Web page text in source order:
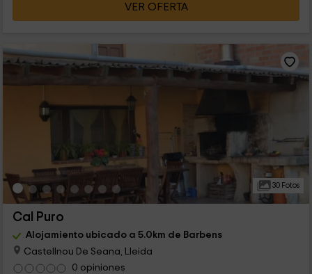
VER OFERTA
30 Fotos
Cal Puro
Alojamiento ubicado a 5.0km de Barbens
Castellnou De Seana, Lleida
0 opiniones